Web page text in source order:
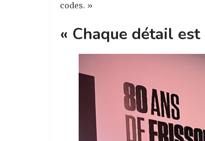
codes. »
« Chaque détail est